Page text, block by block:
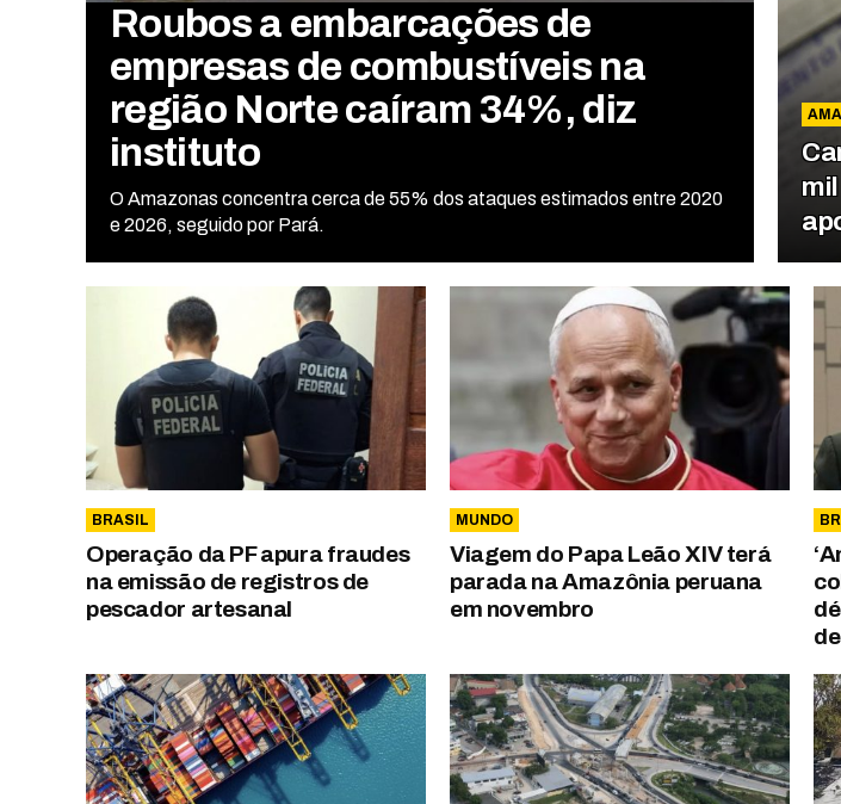
Roubos a embarcações de
empresas de combustíveis na
região Norte caíram 34%, diz
instituto
O Amazonas concentra cerca de 55% dos ataques estimados entre 2020
e 2026, seguido por Pará.
BRASIL
Operação da PF apura fraudes
na emissão de registros de
pescador artesanal
MUNDO
Viagem do Papa Leão XIV terá
parada na Amazônia peruana
em novembro